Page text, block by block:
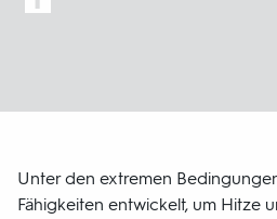
Unter den extremen
Fähigkeiten entwickelt, um Hitze